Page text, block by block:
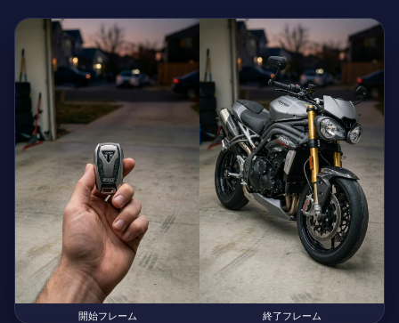
開始フレーム 終了フレーム